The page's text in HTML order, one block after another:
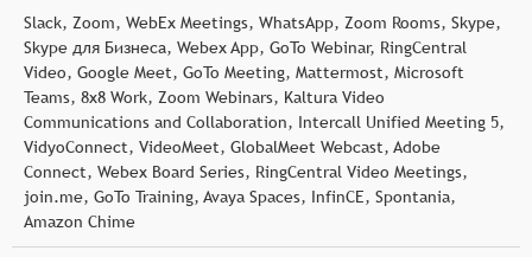
Slack, Zoom, WebEx Meetings, WhatsApp, Zoom Rooms, Skype,
Skype для Бизнеса, Webex App, GoTo Webinar, RingCentral
Video, Google Meet, GoTo Meeting, Mattermost, Microsoft
Teams, 8x8 Work, Zoom Webinars, Kaltura Video
Communications and Collaboration, Intercall Unified Meeting 5,
VidyoConnect, VideoMeet, GlobalMeet Webcast, Adobe
Connect, Webex Board Series, RingCentral Video Meetings,
join.me, GoTo Training, Avaya Spaces, InfinCE, Spontania,
Amazon Chime